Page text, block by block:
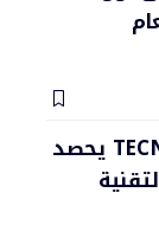
هاتف TECNO POVA 8 Pro 5G يحصد